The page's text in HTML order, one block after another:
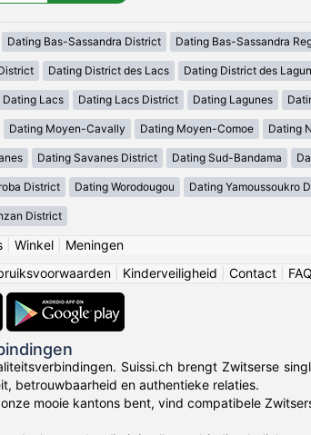
Dating Bas-Sassandra District Dating Bas-Sassandra
Dating District des Lacs Dating District des
Dating Lacs Dating Lacs District Dating Lagunes
Dating Moyen-Cavally Dating Moyen-Comoe Dating
Dating Savanes District Dating Sud-Bandama
District Dating Worodougou Dating Yamoussoukro
District
| Winkel| Meningen
Kinderveiligheid Contact FAQ
Suissi.ch brengt Zwitserse
betrouwbaarheid en authentieke relaties.
mooie kantons bent, vind compatibele